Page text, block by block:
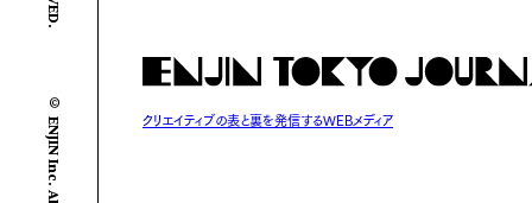
クリエイティブの表と裏を発信するWEBメディア